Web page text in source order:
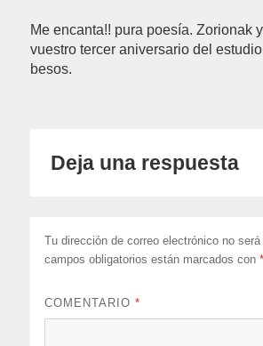
Me encanta!! pura poesía. Zorionak
vuestro tercer aniversario del
besos.
Deja una respuesta
Tu dirección de correo electrónico no será
campos obligatorios están marcados con*
COMENTARIO*